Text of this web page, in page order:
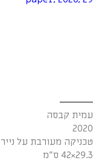
עמית קבסה
2020
טכניקה מעורבת על נייר
29.3×42 ס"מ